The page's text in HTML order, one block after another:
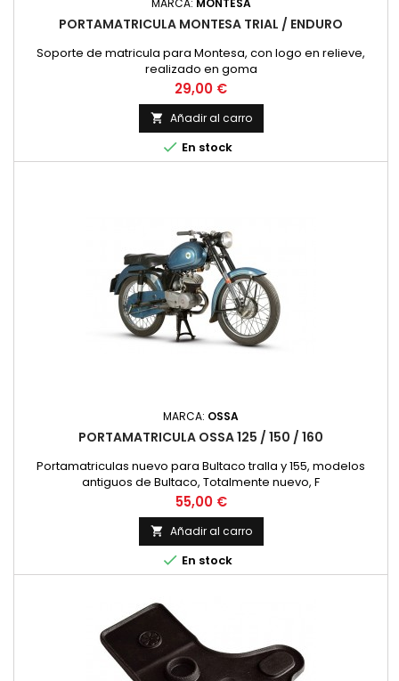
MARCA: MONTESA
PORTAMATRICULA MONTESA TRIAL / ENDURO
Soporte de matricula para Montesa, con logo en relieve,
realizado en goma
Precio
29,00 €
 Añadir al carro
 En stock
MARCA: OSSA
PORTAMATRICULA OSSA 125 / 150 / 160
Portamatriculas nuevo para Bultaco tralla y 155, modelos
antiguos de Bultaco, Totalmente nuevo, F
Precio
55,00 €
 Añadir al carro
 En stock